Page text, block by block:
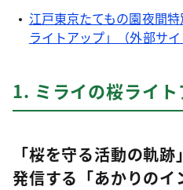
江戸東京たてもの園夜間
ライトアップ」（外部サ
1. ミライの桜ライト
「桜を守る活動の軌
発信する「あかりのイ